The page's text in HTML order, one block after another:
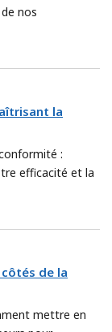
nos
la
:
efficacité et la
de la
mettre en